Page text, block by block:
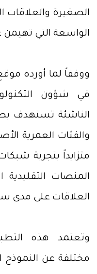
الصغيرة
الواسعة التي تهيمن
ووفقاً لما أورده
في شؤون
الناشئة تستهدف
والفئات العمرية
متزايداً بتجربة
المنصات
العلاقات على مدى
وتعتمد هذه
مختلفة عن النموذج